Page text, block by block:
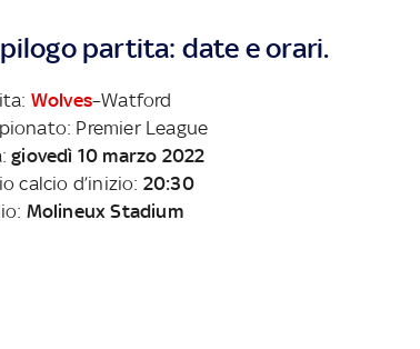
partita: date e orari.
Wolves–Watford
Premier League
giovedì 10 marzo 2022
calcio d’inizio: 20:30
Molineux Stadium